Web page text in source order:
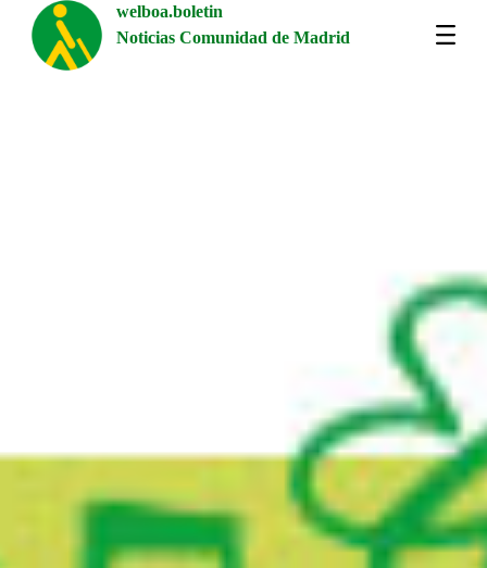
welboa.boletin
Noticias Comunidad de Madrid